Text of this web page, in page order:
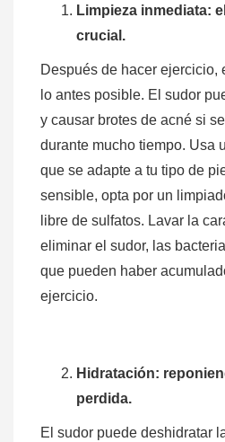
Limpieza inmediata:
crucial.
Después de hacer ejercicio,
lo antes posible. El sudor
y causar brotes de acné si
durante mucho tiempo. Usa
que se adapte a tu tipo de
sensible, opta por un
libre de sulfatos. Lavar la
eliminar el sudor, las
que pueden haber
ejercicio.
Hidratación:
perdida.
El sudor puede deshidratar